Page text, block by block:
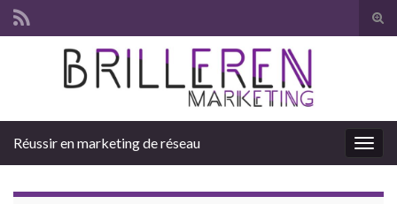
Search for:
Réussir en marketing de réseau